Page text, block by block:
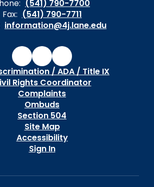
(541) 790-7700
Fax: (541) 790-7711
information@4j.lane.edu
/ ADA / Title IX
Rights Coordinator
Complaints
Ombuds
Section 504
Site Map
Accessibility
Sign In